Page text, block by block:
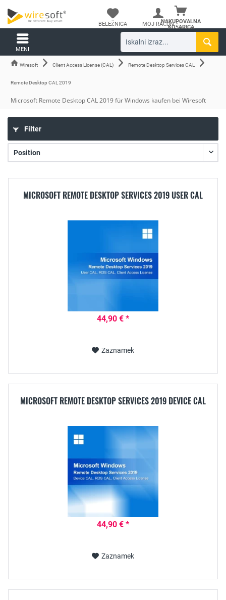
NAKUPOVALNA
KOŠARICA
BELEŽNICA MOJ RAČUN
MENI
Wiresoft Client Access License (CAL) Remote Desktop Services CAL
Remote Desktop CAL 2019
Microsoft Remote Desktop CAL 2019 für Windows kaufen bei Wiresoft
Filter
MICROSOFT REMOTE DESKTOP SERVICES 2019 USER CAL
44,90 € *
Zaznamek
MICROSOFT REMOTE DESKTOP SERVICES 2019 DEVICE CAL
44,90 € *
Zaznamek